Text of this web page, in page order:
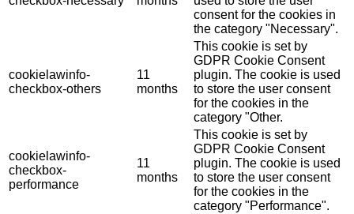
consent for the cookies in
the category "Necessary".
cookielawinfo-
checkbox-others
11
months
This cookie is set by
GDPR Cookie Consent
plugin. The cookie is used
to store the user consent
for the cookies in the
category "Other.
cookielawinfo-
checkbox-
performance
11
months
This cookie is set by
GDPR Cookie Consent
plugin. The cookie is used
to store the user consent
for the cookies in the
category "Performance".